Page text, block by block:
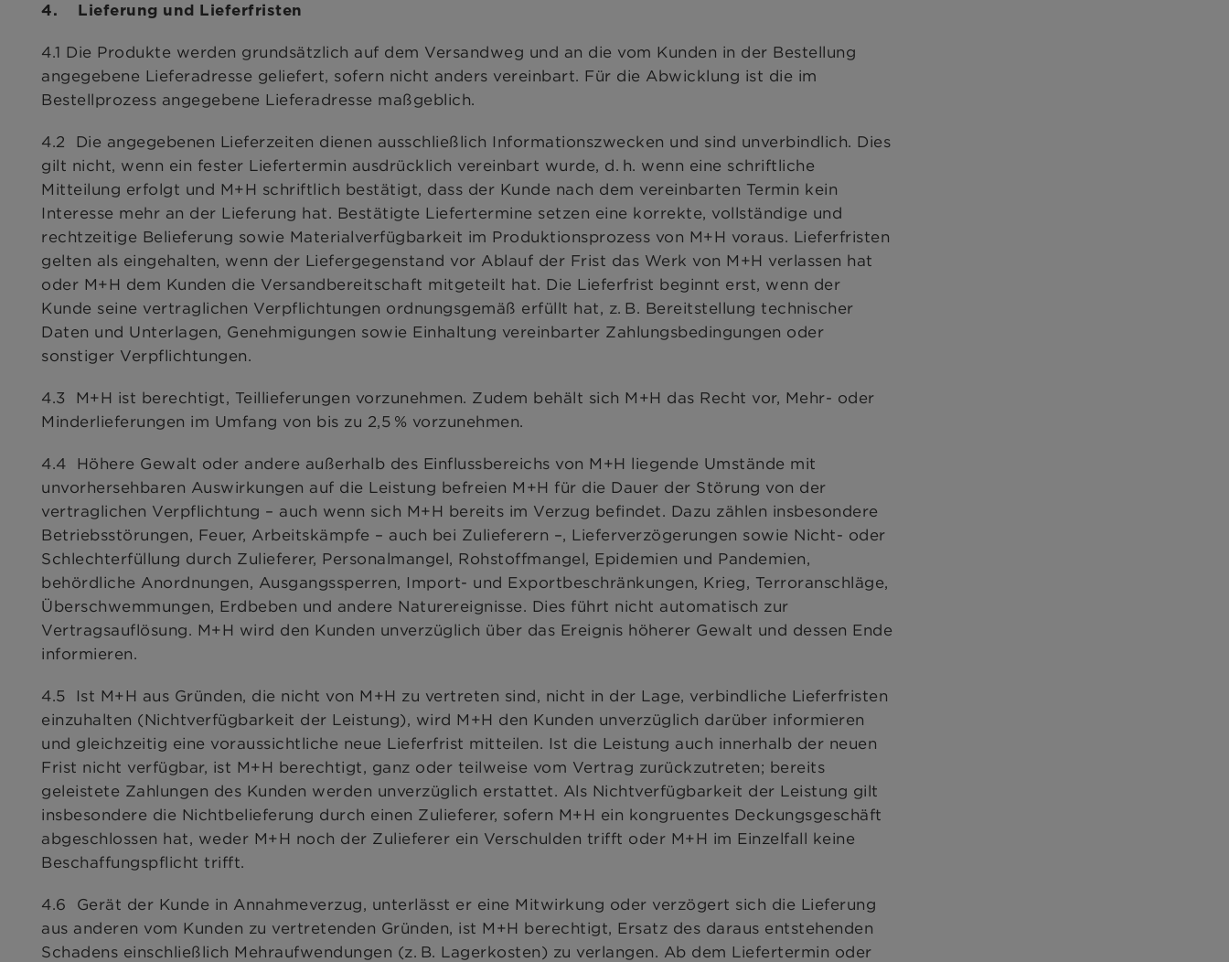
4. Lieferung und Lieferfristen
4.1 Die Produkte werden grundsätzlich auf dem Versandweg und an die vom Kunden in der Bestellung
angegebene Lieferadresse geliefert, sofern nicht anders vereinbart. Für die Abwicklung ist die im
Bestellprozess angegebene Lieferadresse maßgeblich.
4.2 Die angegebenen Lieferzeiten dienen ausschließlich Informationszwecken und sind unverbindlich. Dies
gilt nicht, wenn ein fester Liefertermin ausdrücklich vereinbart wurde, d. h. wenn eine schriftliche
Mitteilung erfolgt und M+H schriftlich bestätigt, dass der Kunde nach dem vereinbarten Termin kein
Interesse mehr an der Lieferung hat. Bestätigte Liefertermine setzen eine korrekte, vollständige und
rechtzeitige Belieferung sowie Materialverfügbarkeit im Produktionsprozess von M+H voraus. Lieferfristen
gelten als eingehalten, wenn der Liefergegenstand vor Ablauf der Frist das Werk von M+H verlassen hat
oder M+H dem Kunden die Versandbereitschaft mitgeteilt hat. Die Lieferfrist beginnt erst, wenn der
Kunde seine vertraglichen Verpflichtungen ordnungsgemäß erfüllt hat, z. B. Bereitstellung technischer
Daten und Unterlagen, Genehmigungen sowie Einhaltung vereinbarter Zahlungsbedingungen oder
sonstiger Verpflichtungen.
4.3 M+H ist berechtigt, Teillieferungen vorzunehmen. Zudem behält sich M+H das Recht vor, Mehr- oder
Minderlieferungen im Umfang von bis zu 2,5 % vorzunehmen.
4.4 Höhere Gewalt oder andere außerhalb des Einflussbereichs von M+H liegende Umstände mit
unvorhersehbaren Auswirkungen auf die Leistung befreien M+H für die Dauer der Störung von der
vertraglichen Verpflichtung – auch wenn sich M+H bereits im Verzug befindet. Dazu zählen insbesondere
Betriebsstörungen, Feuer, Arbeitskämpfe – auch bei Zulieferern –, Lieferverzögerungen sowie Nicht- oder
Schlechterfüllung durch Zulieferer, Personalmangel, Rohstoffmangel, Epidemien und Pandemien,
behördliche Anordnungen, Ausgangssperren, Import- und Exportbeschränkungen, Krieg, Terroranschläge,
Überschwemmungen, Erdbeben und andere Naturereignisse. Dies führt nicht automatisch zur
Vertragsauflösung. M+H wird den Kunden unverzüglich über das Ereignis höherer Gewalt und dessen Ende
informieren.
4.5 Ist M+H aus Gründen, die nicht von M+H zu vertreten sind, nicht in der Lage, verbindliche Lieferfristen
einzuhalten (Nichtverfügbarkeit der Leistung), wird M+H den Kunden unverzüglich darüber informieren
und gleichzeitig eine voraussichtliche neue Lieferfrist mitteilen. Ist die Leistung auch innerhalb der neuen
Frist nicht verfügbar, ist M+H berechtigt, ganz oder teilweise vom Vertrag zurückzutreten; bereits
geleistete Zahlungen des Kunden werden unverzüglich erstattet. Als Nichtverfügbarkeit der Leistung gilt
insbesondere die Nichtbelieferung durch einen Zulieferer, sofern M+H ein kongruentes Deckungsgeschäft
abgeschlossen hat, weder M+H noch der Zulieferer ein Verschulden trifft oder M+H im Einzelfall keine
Beschaffungspflicht trifft.
4.6 Gerät der Kunde in Annahmeverzug, unterlässt er eine Mitwirkung oder verzögert sich die Lieferung
aus anderen vom Kunden zu vertretenden Gründen, ist M+H berechtigt, Ersatz des daraus entstehenden
Schadens einschließlich Mehraufwendungen (z. B. Lagerkosten) zu verlangen. Ab dem Liefertermin oder